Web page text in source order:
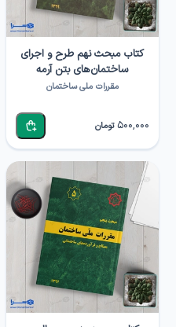
کتاب مبحث نهم طرح و اجرای
ساختمان‌های بتن آرمه
مقررات ملی ساختمان
500,000 تومان